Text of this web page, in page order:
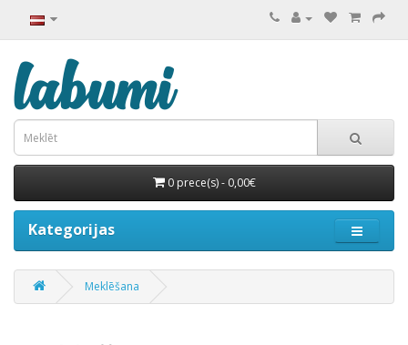
0 prece(s) - 0,00€
Kategorijas
Meklēšana